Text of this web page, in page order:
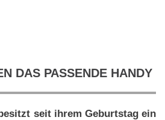
DAS PASSENDE HANDY
seit ihrem Geburtstag ein